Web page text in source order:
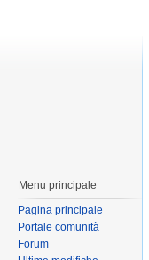
Menu principale
Pagina principale
Portale comunità
Forum